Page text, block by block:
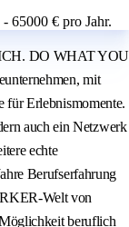
65000 € pro Jahr.
DO WHAT YOU
mit
für Erlebnismomente.
auch ein Netzwerk
echte
Berufserfahrung
Welt von
beruflich